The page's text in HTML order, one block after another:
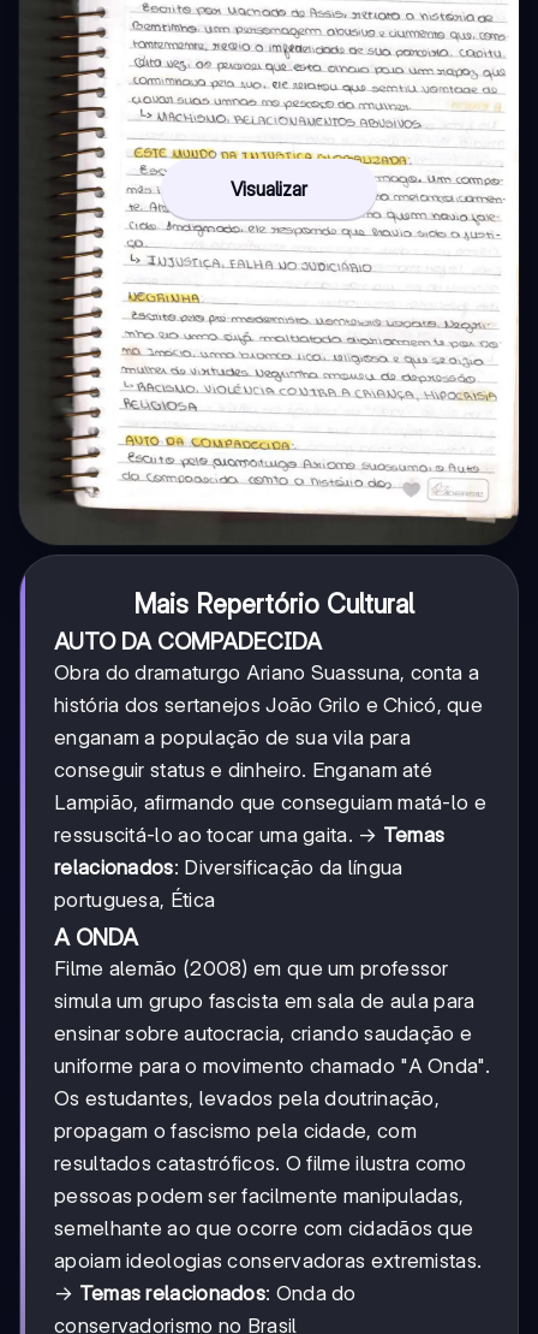
Visualizar
Mais Repertório Cultural
AUTO DA COMPADECIDA
Obra do dramaturgo Ariano Suassuna, conta a
história dos sertanejos João Grilo e Chicó, que
enganam a população de sua vila para
conseguir status e dinheiro. Enganam até
Lampião, afirmando que conseguiam matá-lo e
ressuscitá-lo ao tocar uma gaita. → Temas
relacionados: Diversificação da língua
portuguesa, Ética
A ONDA
Filme alemão (2008) em que um professor
simula um grupo fascista em sala de aula para
ensinar sobre autocracia, criando saudação e
uniforme para o movimento chamado "A Onda".
Os estudantes, levados pela doutrinação,
propagam o fascismo pela cidade, com
resultados catastróficos. O filme ilustra como
pessoas podem ser facilmente manipuladas,
semelhante ao que ocorre com cidadãos que
apoiam ideologias conservadoras extremistas.
→ Temas relacionados: Onda do
conservadorismo no Brasil